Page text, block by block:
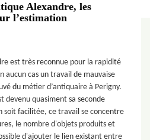
Alexandre, les
l’estimation
est très reconnue pour la rapidité
aucun cas un travail de mauvaise
du métier d’antiquaire à Perigny.
devenu quasiment sa seconde
soit facilitée, ce travail se concentre
le nombre d'objets produits et
d'ajouter le lien existant entre